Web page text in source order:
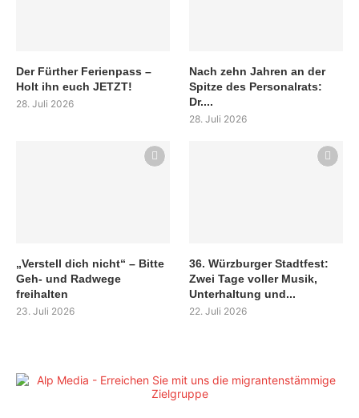
Der Fürther Ferienpass –
Holt ihn euch JETZT!
28. Juli 2026
Nach zehn Jahren an der
Spitze des Personalrats:
Dr....
28. Juli 2026
„Verstell dich nicht“ – Bitte
Geh- und Radwege
freihalten
23. Juli 2026
36. Würzburger Stadtfest:
Zwei Tage voller Musik,
Unterhaltung und...
22. Juli 2026